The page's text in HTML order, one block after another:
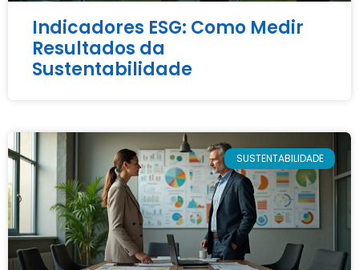
Indicadores ESG: Como Medir
Resultados da
Sustentabilidade
SUSTENTABILIDADE